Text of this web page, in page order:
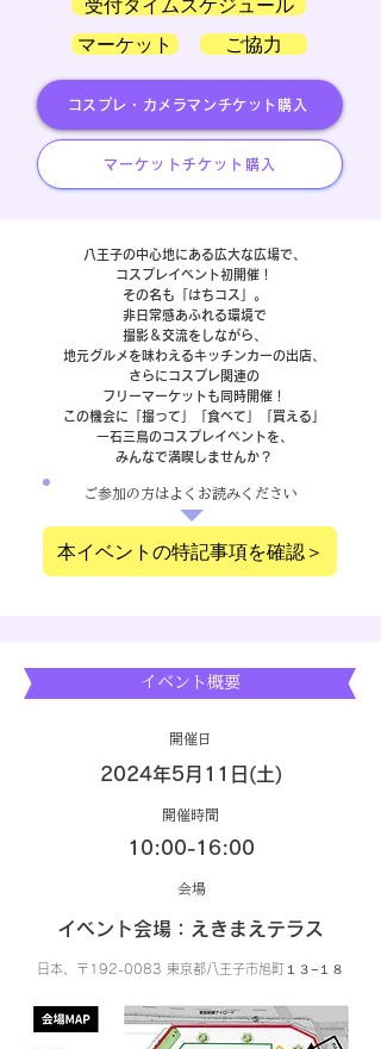
マーケット
ご協力
コスプレ・カメラマンチケット購入
マーケットチケット購入
八王子の中心地にある広大な広場で、
コスプレイベント初開催！
その名も「はちコス」。
非日常感あふれる環境で
撮影＆交流をしながら、
地元グルメを味わえるキッチンカーの出店、
さらにコスプレ関連の
フリーマーケットも同時開催！
この機会に「撮って」「食べて」「買える」
一石三鳥のコスプレイベントを、
みんなで満喫しませんか？
ご参加の方はよくお読みください
本イベントの特記事項を確認＞
​イベント概要
​開催日
2024年5月11日(土)
​開催時間
10:00-16:00
​会場
イベント会場：えきまえテラス
日本、〒192-0083 東京都八王子市旭町１３−１８